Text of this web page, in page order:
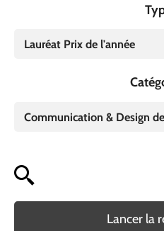
Lauréat Prix de l'année
Communication & Design
Lancer la